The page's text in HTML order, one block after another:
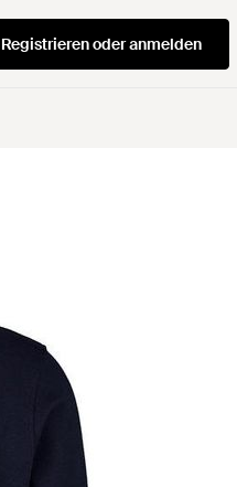
Registrieren oder anmelden